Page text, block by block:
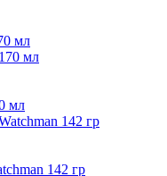
мл
мл
142 гр